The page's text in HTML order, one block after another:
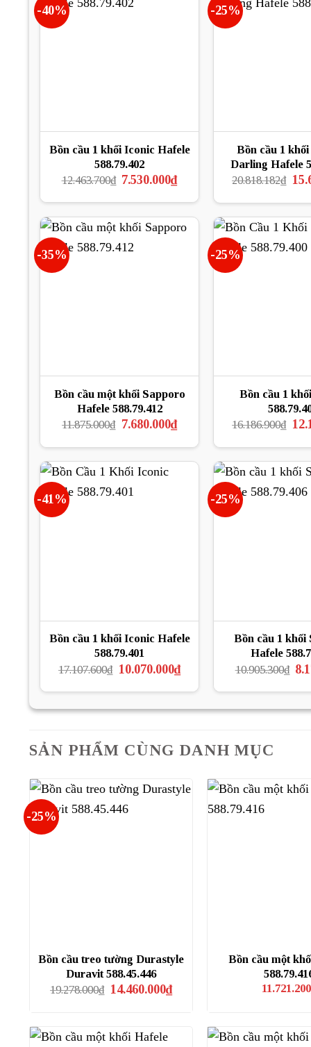
-40%
Bồn cầu 1 khối Iconic Hafele
588.79.402
12.463.700₫ Giá
là:
7.530.000₫Giá
hiện
tại
7.530.000₫.
-25%
Bồn cầu 1
Darling Hafele
20.818.182₫ Giá
là:
-35%
Bồn cầu một khối Sapporo
Hafele 588.79.412
11.875.000₫ Giá
là:
7.680.000₫Giá
hiện
tại
7.680.000₫.
-25%
Bồn cầu 1
16.186.900₫ Giá
là:
-41%
Bồn cầu 1 khối Iconic Hafele
588.79.401
17.107.600₫ Giá
là:
10.070.000₫Giá
hiện
tại
10.070.000₫.
-25%
Bồn cầu 1 khối
Hafele
10.905.300₫ Giá
là:
SẢN PHẨM CÙNG DANH MỤC
-25%
Bồn cầu treo tường Durastyle
Duravit 588.45.446
19.278.000₫ Giá
14.460.000₫Giá
hiện
14.460.000₫.
Bồn cầu một
11.721.200